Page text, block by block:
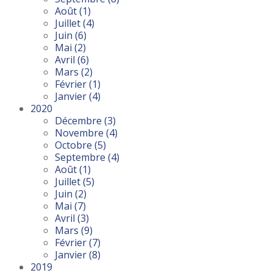
Août(1)
Juillet(4)
Juin (6)
Mai (2)
Avril (6)
Mars (2)
Février(1)
Janvier(4)
2020
Décembre (3)
Novembre (4)
Octobre (5)
Septembre (4)
Août(1)
Juillet(5)
Juin (2)
Mai (7)
Avril (3)
Mars (9)
Février(7)
Janvier(8)
2019